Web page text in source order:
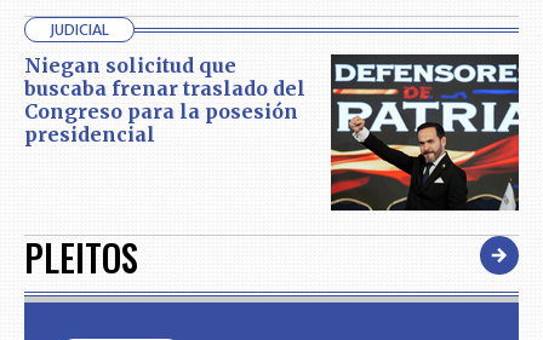
JUDICIAL
Niegan solicitud que
buscaba frenar traslado del
Congreso para la posesión
presidencial
PLEITOS